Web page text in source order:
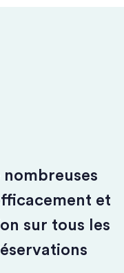
nombreuses
et
sur tous les